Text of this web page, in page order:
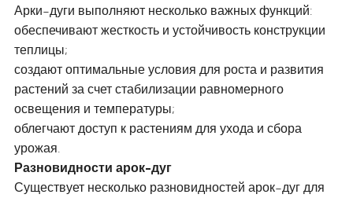
Арки-дуги выполняют несколько важных функций:
обеспечивают жесткость и устойчивость конструкции
теплицы;
создают оптимальные условия для роста и развития
растений за счет стабилизации равномерного
освещения и температуры;
облегчают доступ к растениям для ухода и сбора
урожая.
Разновидности арок-дуг
Существует несколько разновидностей арок-дуг для